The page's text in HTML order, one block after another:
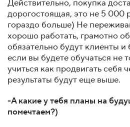
Действительно, покупка
дорогостоящая, это не 5 000
гораздо больше) Не
хорошо работать, грамотно
обязательно будут клиенты и
если вы будете обучаться не
учиться как продвигать себя
результаты будут еще выше.
-А какие у тебя планы на
помечтаем?)